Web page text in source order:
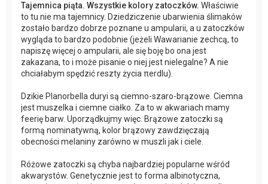
Tajemnica piąta. Wszystkie kolory zatoczków. Właściwie
to tu nie ma tajemnicy. Dziedziczenie ubarwienia ślimaków
zostało bardzo dobrze poznane u ampularii, a u zatoczków
wygląda to bardzo podobnie (jeżeli Wawarianie zechcą, to
napiszę więcej o ampularii, ale się boję bo ona jest
zakazana, to i może pisanie o niej jest nielegalne? A nie
chciałabym spędzić reszty życia πerdlu).
Dzikie Planorbella duryi są ciemno-szaro-brązowe. Ciemna
jest muszelka i ciemne ciałko. Za to w akwariach mamy
feerię barw. Uporządkujmy więc. Brązowe zatoczki są
formą nominatywną, kolor brązowy zawdzięczają
obecności melaniny zarówno w muszli jak i ciele.
Różowe zatoczki są chyba najbardziej popularne wśród
akwarystów. Genetycznie jest to forma albinotyczna,